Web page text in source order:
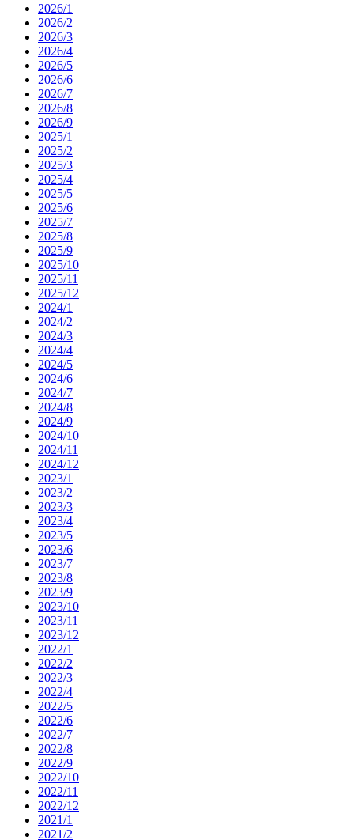
2026/1
2026/2
2026/3
2026/4
2026/5
2026/6
2026/7
2026/8
2026/9
2025/1
2025/2
2025/3
2025/4
2025/5
2025/6
2025/7
2025/8
2025/9
2025/10
2025/11
2025/12
2024/1
2024/2
2024/3
2024/4
2024/5
2024/6
2024/7
2024/8
2024/9
2024/10
2024/11
2024/12
2023/1
2023/2
2023/3
2023/4
2023/5
2023/6
2023/7
2023/8
2023/9
2023/10
2023/11
2023/12
2022/1
2022/2
2022/3
2022/4
2022/5
2022/6
2022/7
2022/8
2022/9
2022/10
2022/11
2022/12
2021/1
2021/2